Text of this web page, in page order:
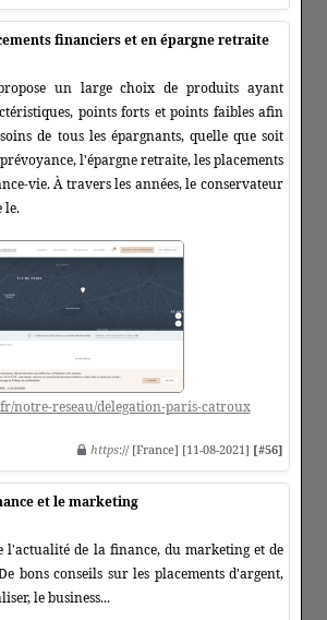
financiers et en épargne retraite
un large choix de produits ayant
points forts et points faibles afin
de tous les épargnants, quelle que soit
l'épargne retraite, les placements
vie. À travers les années, le conservateur
le.
notre-reseau/delegation-paris-catroux
https:// [France] [11-08-2021] [#56]
et le marketing
l'actualité de la finance, du marketing et de
bons conseils sur les placements d'argent,
le business...